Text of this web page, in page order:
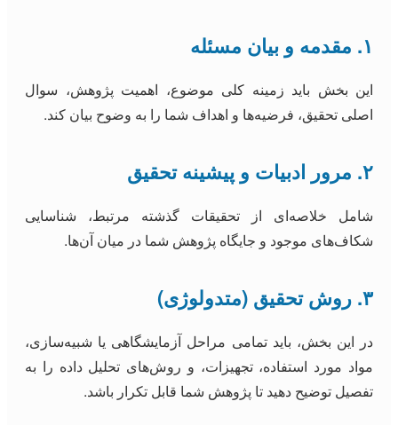
۱. مقدمه و بیان مسئله
این بخش باید زمینه کلی موضوع، اهمیت پژوهش، سوال
اصلی تحقیق، فرضیه‌ها و اهداف شما را به وضوح بیان کند.
۲. مرور ادبیات و پیشینه تحقیق
شامل خلاصه‌ای از تحقیقات گذشته مرتبط، شناسایی
شکاف‌های موجود و جایگاه پژوهش شما در میان آن‌ها.
۳. روش تحقیق (متدولوژی)
در این بخش، باید تمامی مراحل آزمایشگاهی یا شبیه‌سازی،
مواد مورد استفاده، تجهیزات، و روش‌های تحلیل داده را به
تفصیل توضیح دهید تا پژوهش شما قابل تکرار باشد.